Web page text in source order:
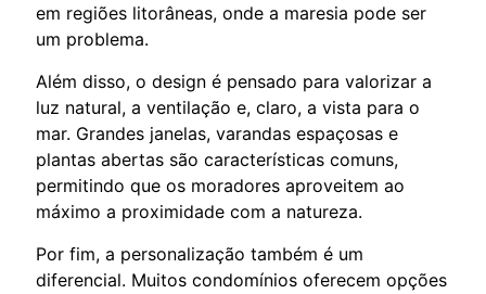
em regiões litorâneas, onde a maresia pode ser
um problema.
Além disso, o design é pensado para valorizar a
luz natural, a ventilação e, claro, a vista para o
mar. Grandes janelas, varandas espaçosas e
plantas abertas são características comuns,
permitindo que os moradores aproveitem ao
máximo a proximidade com a natureza.
Por fim, a personalização também é um
diferencial. Muitos condomínios oferecem opções